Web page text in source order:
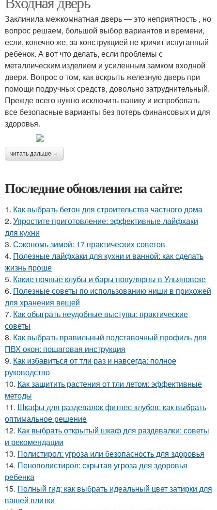
Заклинила межкомнатная дверь — это неприятность , но
вопрос решаем, большой выбор вариантов и времени,
если, конечно же, за конструкцией не кричит испуганный
ребенок. А вот что делать, если проблемы с
металлическим изделием и усиленным замком входной
двери. Вопрос о том, как вскрыть железную дверь при
помощи подручных средств, довольно затруднительный.
Прежде всего нужно исключить панику и испробовать
все безопасные варианты без потерь финансовых и для
здоровья.
читать дальше →
Последние обновления на сайте:
1. Как выбрать бетон для строительства частного дома
2. Упростите приготовление: эффективные лайфхаки
для кухни
3. Сэкономь зимой: 17 практических советов
4. Полезные лайфхаки для кухни и ванной: как сделать
жизнь проще
5. Какие ночные клубы и бары популярны в Ульяновске
6. Полезные советы по использованию ниши в прихожей
для хранения вещей
7. Как обыграть неудобные выступы: практические
советы
8. Как выбрать правильный подставочный профиль для
ПВХ окон: пошаговая инструкция
9. Как избавиться от тли раз и навсегда: полное
руководство
10. Как защитить растения от тли летом: эффективные
методы
11. Шкафы для раздевалок фитнес-клубов: как выбрать
оптимальное решение
12. Как выбрать открытый шкаф для раздевалки: советы
и рекомендации
13. Полистирол: угроза или безопасность для здоровья
14. Пенополистирол: скрытая угроза для здоровья
ребенка
15. Полный гид: как выбрать идеальный цвет затирки для
вашей плитки